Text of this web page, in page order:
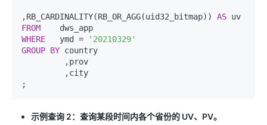
,RB_CARDINALITY(RB_OR_AGG(uid32_bitmap)) AS
FROM
WHERE
   ymd =
'20210329'
GROUP BY country
;
示例查询 2：查询某段时间内各个省份的 UV、PV。